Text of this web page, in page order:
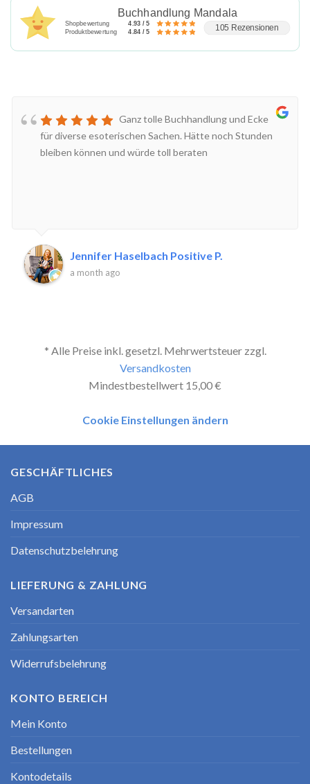
Du kannst „Pyrit Rohstein“ deinem Warenkorb nicht
hinzufügen, weil das Produkt derzeit nicht vorrätig ist.
Buchhandlung Mandala
Shopbewertung 4.93 / 5
Produktbewertung 4.84 / 5 105 Rezensionen
Ganz tolle Buchhandlung und Ecke
für diverse esoterischen Sachen. Hätte noch Stunden
bleiben können und würde toll beraten
Jennifer Haselbach Positive P.
a month ago
* Alle Preise inkl. gesetzl. Mehrwertsteuer zzgl.
Versandkosten
Mindestbestellwert 15,00 €
Cookie Einstellungen ändern
GESCHÄFTLICHES
AGB
Impressum
Datenschutzbelehrung
LIEFERUNG & ZAHLUNG
Versandarten
Zahlungsarten
Widerrufsbelehrung
KONTO BEREICH
Mein Konto
Bestellungen
Kontodetails